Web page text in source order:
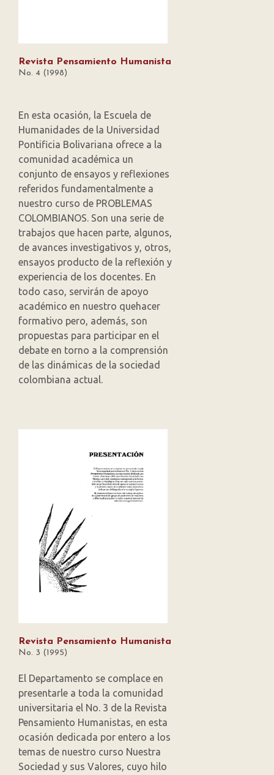
Revista Pensamiento Humanista
No. 4 (1998)
En esta ocasión, la Escuela de
Humanidades de la Universidad
Pontificia Bolivariana ofrece a la
comunidad académica un
conjunto de ensayos y reflexiones
referidos fundamentalmente a
nuestro curso de PROBLEMAS
COLOMBIANOS. Son una serie de
trabajos que hacen parte, algunos,
de avances investigativos y, otros,
ensayos producto de la reflexión y
experiencia de los docentes. En
todo caso, servirán de apoyo
académico en nuestro quehacer
formativo pero, además, son
propuestas para participar en el
debate en torno a la comprensión
de las dinámicas de la sociedad
colombiana actual.
Revista Pensamiento Humanista
No. 3 (1995)
El Departamento se complace en
presentarle a toda la comunidad
universitaria el No. 3 de la Revista
Pensamiento Humanistas, en esta
ocasión dedicada por entero a los
temas de nuestro curso Nuestra
Sociedad y sus Valores, cuyo hilo